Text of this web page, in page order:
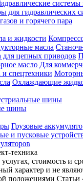
для гидравлических
и горячего пара
и жидкости
масла
для цепных приводов
масло Для
и спецтехники
Охлаждающие
шины
шины
Грузовые
и пусковые
техника
стоимость и
характер и не
положениями